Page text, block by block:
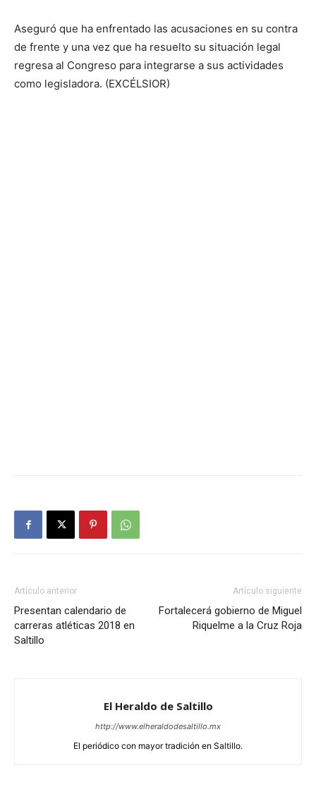
Aseguró que ha enfrentado las acusaciones en su contra
de frente y una vez que ha resuelto su situación legal
regresa al Congreso para integrarse a sus actividades
como legisladora. (EXCÉLSIOR)
Artículo anterior
Presentan calendario de
carreras atléticas 2018 en
Saltillo
Artículo siguiente
Fortalecerá gobierno de Miguel
Riquelme a la Cruz Roja
El Heraldo de Saltillo
http://www.elheraldodesaltillo.mx
El periódico con mayor tradición en Saltillo.